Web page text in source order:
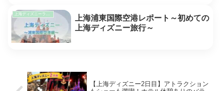
上海浦東国際空港レポート～初めての
上海ディズニー旅行～
【上海ディズニー2日目】アトラクション